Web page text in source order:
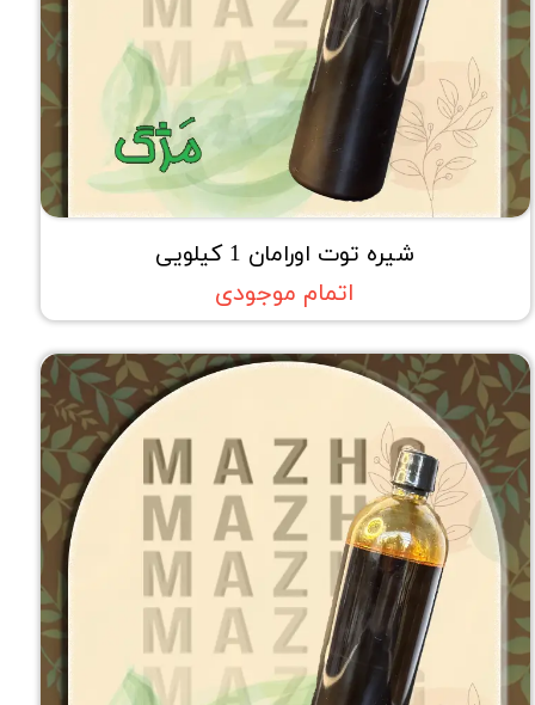
شیره توت اورامان 1 کیلویی
اتمام موجودی